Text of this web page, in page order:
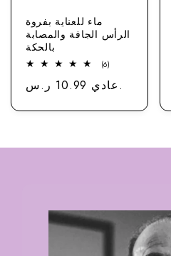
ماء للعناية بفروة
الرأس الجافة والمصابة
بالحكة
(6)
الاستعراضات
سعر عادي 10.99 ر.س.